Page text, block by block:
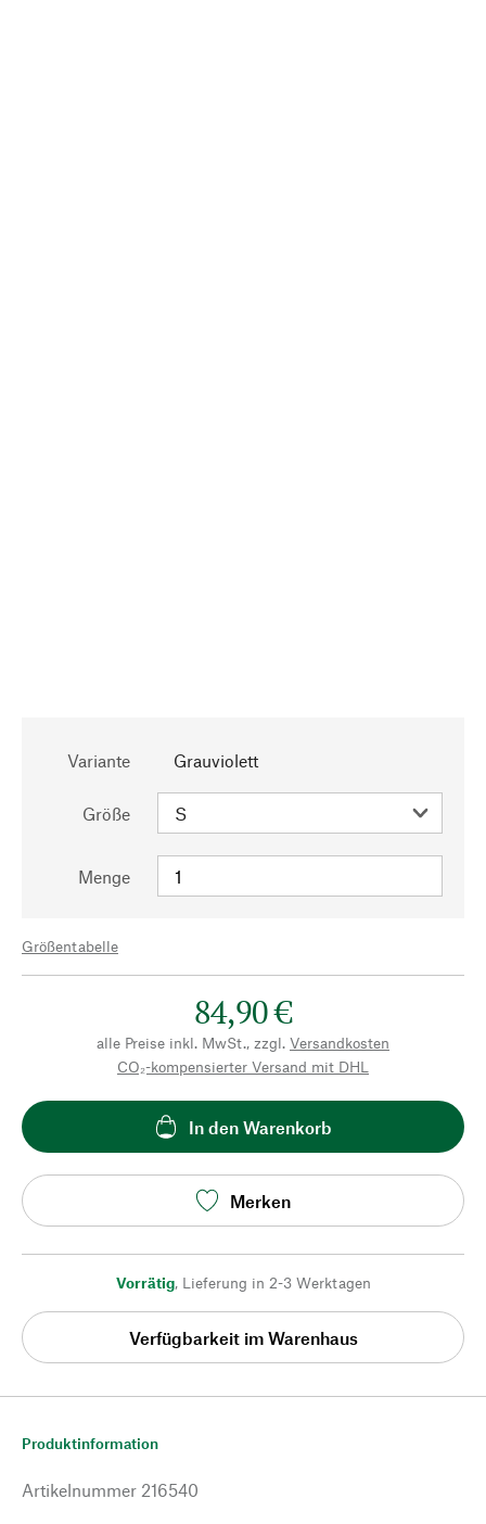
Variante Grauviolett
Größe
Menge
Größentabelle
84,90 €
alle Preise inkl. MwSt., zzgl. Versandkosten
CO₂-kompensierter Versand mit DHL
In den Warenkorb
Merken
Vorrätig, Lieferung in 2-3 Werktagen
Verfügbarkeit im Warenhaus
Produktinformation
Artikelnummer 216540